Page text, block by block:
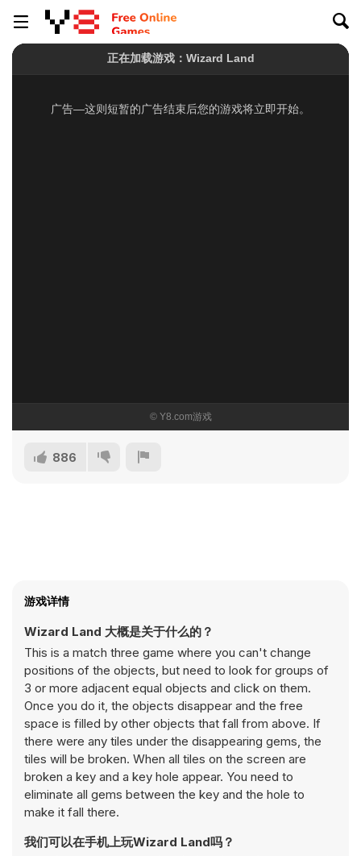
886
游戏详情
Wizard Land 大概是关于什么的？
This is a match three game where you can't change
positions of the objects, but need to look for groups of
3 or more adjacent equal objects and click on them.
Once you do it, the objects disappear and the free
space is filled by other objects that fall from above. If
there were any tiles under the disappearing gems, the
tiles will be broken. When all tiles on the screen are
broken a key and a key hole appear. You need to
eliminate all gems between the key and the hole to
make it fall there.
我们可以在手机上玩Wizard Land吗？